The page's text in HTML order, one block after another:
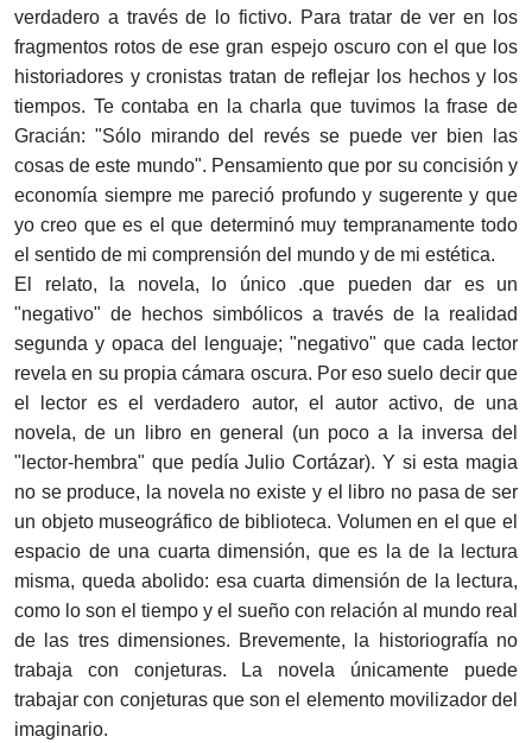
verdadero a través de lo fictivo. Para tratar de ver en los
fragmentos rotos de ese gran espejo oscuro con el que los
historiadores y cronistas tratan de reflejar los hechos y los
tiempos. Te contaba en la charla que tuvimos la frase de
Gracián: "Sólo mirando del revés se puede ver bien las
cosas de este mundo". Pensamiento que por su concisión y
economía siempre me pareció profundo y sugerente y que
yo creo que es el que determinó muy tempranamente todo
el sentido de mi comprensión del mundo y de mi estética.
El relato, la novela, lo único .que pueden dar es un
"negativo" de hechos simbólicos a través de la realidad
segunda y opaca del lenguaje; "negativo" que cada lector
revela en su propia cámara oscura. Por eso suelo decir que
el lector es el verdadero autor, el autor activo, de una
novela, de un libro en general (un poco a la inversa del
"lector-hembra" que pedía Julio Cortázar). Y si esta magia
no se produce, la novela no existe y el libro no pasa de ser
un objeto museográfico de biblioteca. Volumen en el que el
espacio de una cuarta dimensión, que es la de la lectura
misma, queda abolido: esa cuarta dimensión de la lectura,
como lo son el tiempo y el sueño con relación al mundo real
de las tres dimensiones. Brevemente, la historiografía no
trabaja con conjeturas. La novela únicamente puede
trabajar con conjeturas que son el elemento movilizador del
imaginario.